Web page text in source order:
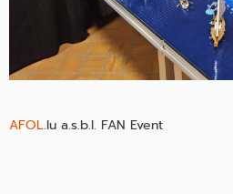
AFOL.lu a.s.b.l. FAN Event